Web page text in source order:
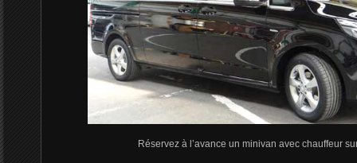
Réservez à l’avance un minivan avec chauffeur